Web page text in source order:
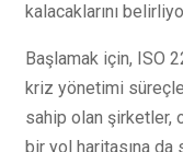
kalacaklarını
Başlamak için, ISO
kriz yönetimi
sahip olan şirketler,
bir yol haritasına da